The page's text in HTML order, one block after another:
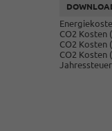
CO2 Kosten
CO2 Kosten
CO2 Kosten